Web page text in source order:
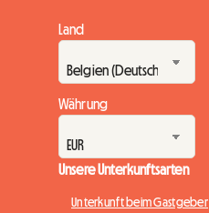
Land
Währung
Unsere Unterkunftsarten
Unterkunft beim Gastgeber